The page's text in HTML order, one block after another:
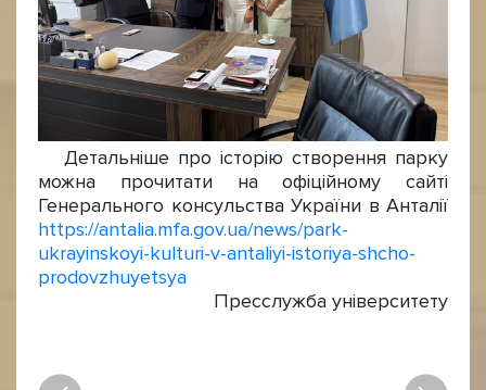
Детальніше про історію створення парку
можна прочитати на офіційному сайті
Генерального консульства України в Анталії
https://antalia.mfa.gov.ua/news/park-
ukrayinskoyi-kulturi-v-antaliyi-istoriya-shcho-
prodovzhuyetsya
Пресслужба університету